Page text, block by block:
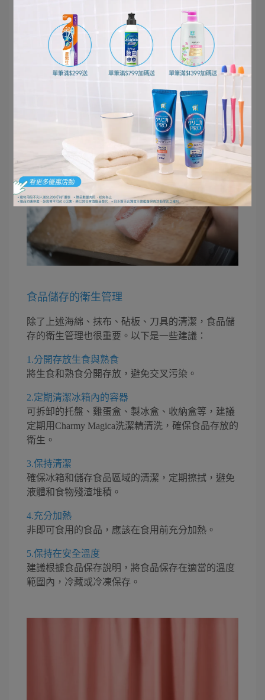
Magica洗潔精，在用餐時段放置清潔。用餐結束後
先沖洗砧板再洗碗，這樣可以一次清理乾淨。
一天的最後
例如，一天結束時，使用Charmy Magica洗潔精清潔
海綿和抹布，然後將海綿和抹布放置過夜，這樣可
食品儲存的衛生管理
除了上述海綿、抹布、砧板、刀具的清潔，食品儲
存的衛生管理也很重要。以下是一些建議：
1.分開存放生食與熟食
將生食和熟食分開存放，避免交叉污染。
2.定期清潔冰箱內的容器
可拆卸的托盤、雞蛋盒、製冰盒、收納盒等，建議
定期用Charmy Magica洗潔精清洗，確保食品存放的
衛生。
3.保持清潔
確保冰箱和儲存食品區域的清潔，定期擦拭，避免
液體和食物殘渣堆積。
4.充分加熱
非即可食用的食品，應該在食用前充分加熱。
5.保持在安全溫度
建議根據食品保存說明，將食品保存在適當的溫度
範圍內，冷藏或冷凍保存。